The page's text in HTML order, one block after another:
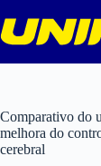
para
o
Comparativo do
melhora do
cerebral